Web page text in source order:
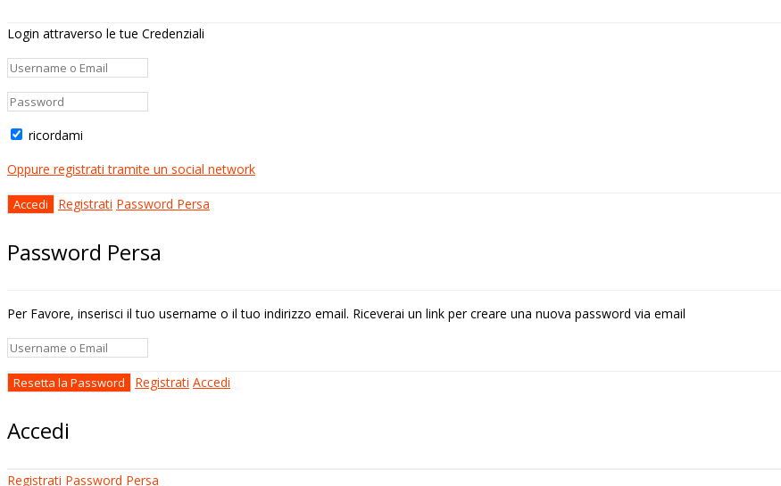
Login attraverso le tue Credenziali
ricordami
Oppure registrati tramite un social network
Registrati Password Persa
Password Persa
Per Favore, inserisci il tuo username o il tuo indirizzo email. Riceverai un link per creare una nuova password via email
Registrati Accedi
Accedi
Registrati Password Persa